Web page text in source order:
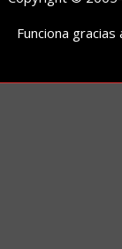
Funciona